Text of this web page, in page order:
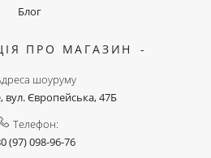
Блог
ПРО МАГАЗИН
шоуруму
Європейська, 47Б
Телефон:
(97) 098-96-76